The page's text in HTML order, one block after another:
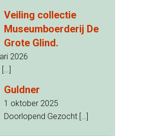
Veiling collectie
Museumboerderij De
Grote Glind.
2026
[…]
Guldner
1 oktober 2025
Doorlopend Gezocht […]